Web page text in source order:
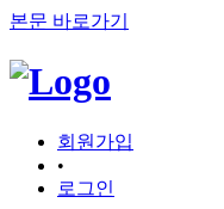
본문 바로가기
회원가입
•
로그인